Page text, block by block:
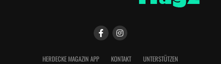
HERDECKE MAGAZIN APP KONTAKT
UNTERSTÜTZEN